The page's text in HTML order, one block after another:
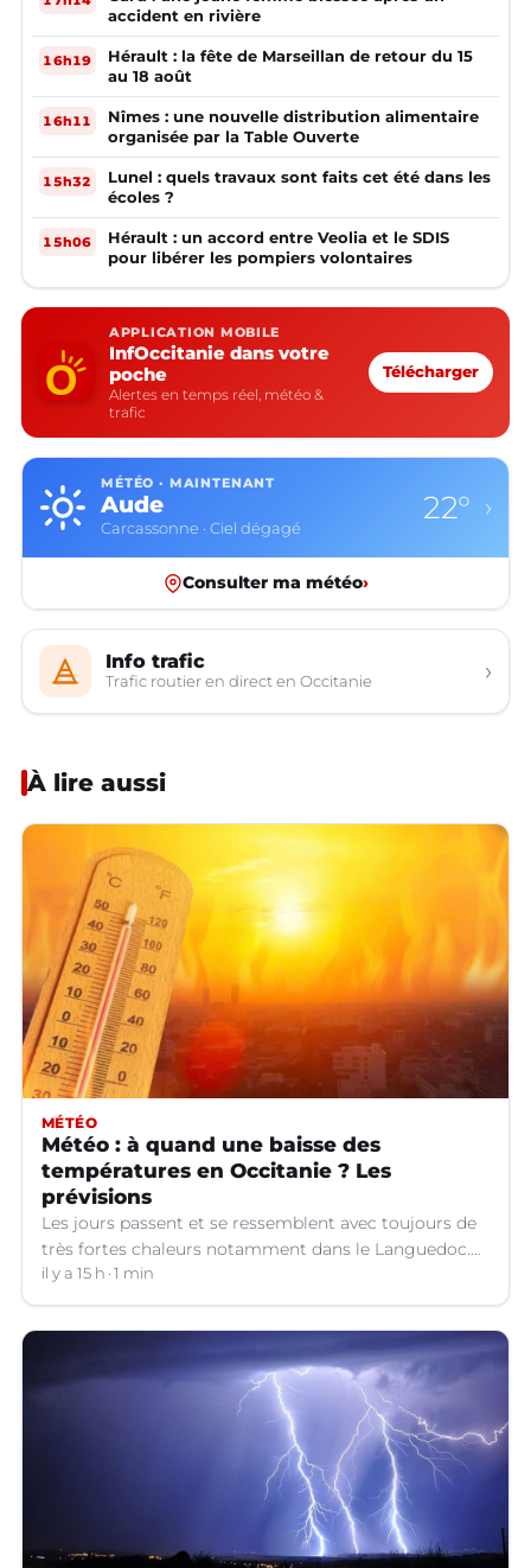
accident en rivière
16h19
Hérault : la fête de Marseillan de retour du 15
au 18 août
16h11
Nîmes : une nouvelle distribution alimentaire
organisée par la Table Ouverte
15h32
Lunel : quels travaux sont faits cet été dans les
écoles ?
15h06
Hérault : un accord entre Veolia et le SDIS
pour libérer les pompiers volontaires
APPLICATION MOBILE
InfOccitanie dans votre
poche
Alertes en temps réel, météo &
trafic
Télécharger
MÉTÉO · MAINTENANT
Aude
Carcassonne · Ciel dégagé
22° ›
Consulter ma météo›
Info trafic
Trafic routier en direct en Occitanie ›
À lire aussi
MÉTÉO
Météo : à quand une baisse des
températures en Occitanie ? Les
prévisions
Les jours passent et se ressemblent avec toujours de
très fortes chaleurs notamment dans le Languedoc.
Jusqu’à quand ?
il y a 15 h 1 min